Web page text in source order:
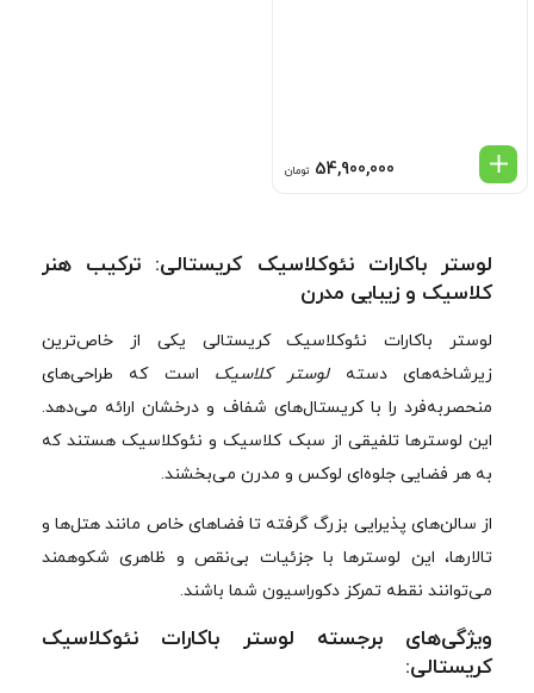
54,900,000 تومان
لوستر باکارات نئوکلاسیک کریستالی: ترکیب هنر
کلاسیک و زیبایی مدرن
لوستر باکارات نئوکلاسیک کریستالی یکی از خاص‌ترین
زیرشاخه‌های دستهلوستر کلاسیک است که طراحی‌های
منحصر‌به‌فرد را با کریستال‌های شفاف و درخشان ارائه می‌دهد.
این لوسترها تلفیقی از سبک کلاسیک و نئوکلاسیک هستند که
به هر فضایی جلوه‌ای لوکس و مدرن می‌بخشند.
از سالن‌های پذیرایی بزرگ گرفته تا فضاهای خاص مانند هتل‌ها و
تالارها، این لوسترها با جزئیات بی‌نقص و ظاهری شکوهمند
می‌توانند نقطه تمرکز دکوراسیون شما باشند.
ویژگی‌های برجسته لوستر باکارات نئوکلاسیک
کریستالی: